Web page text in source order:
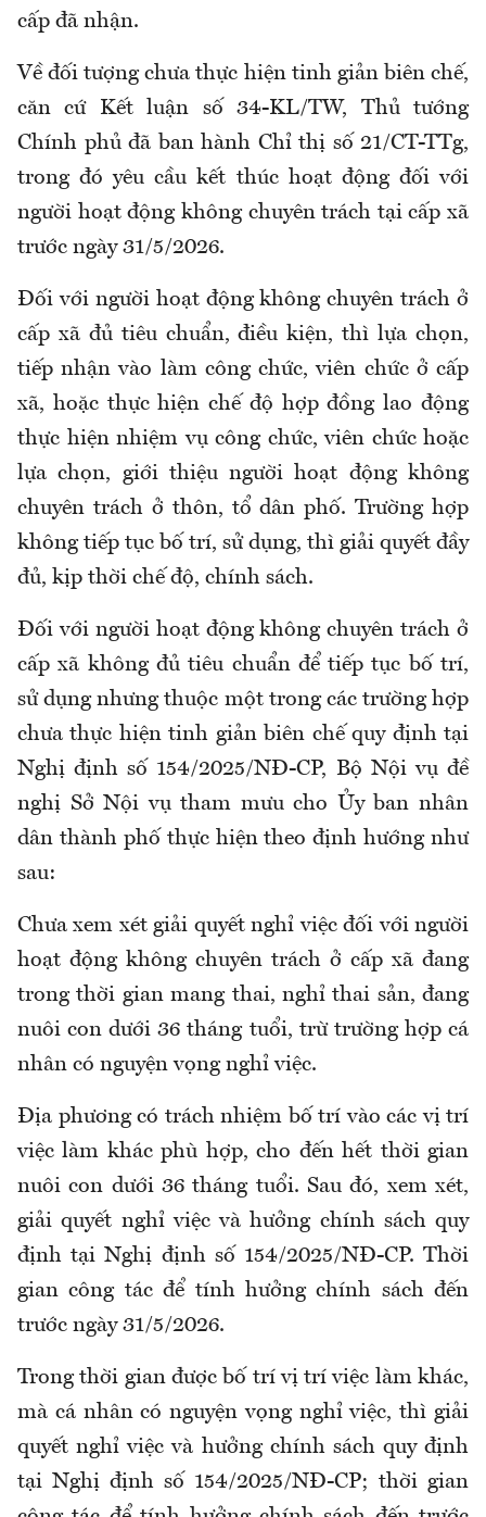
cấp đã nhận.
Về đối tượng chưa thực hiện tinh giản biên chế,
căn cứ Kết luận số 34-KL/TW, Thủ tướng
Chính phủ đã ban hành Chỉ thị số 21/CT-TTg,
trong đó yêu cầu kết thúc hoạt động đối với
người hoạt động không chuyên trách tại cấp xã
trước ngày 31/5/2026.
Đối với người hoạt động không chuyên trách ở
cấp xã đủ tiêu chuẩn, điều kiện,thì lựa chọn,
tiếp nhận vào làm công chức, viên chức ở cấp
xã, hoặc thực hiện chế độ hợp đồng lao động
thực hiện nhiệm vụ công chức, viên chức hoặc
lựa chọn, giới thiệu người hoạt động không
chuyên trách ở thôn, tổ dân phố. Trường hợp
không tiếp tục bố trí, sử dụng, thì giải quyết đầy
đủ, kịp thời chế độ, chính sách.
Đối với người hoạt động không chuyên trách ở
cấp xã không đủ tiêu chuẩn để tiếp tục bố trí,
sử dụng nhưng thuộc một trong các trường hợp
chưa thực hiện tinh giản biên chế quy định tại
Nghị định số 154/2025/NĐ-CP, Bộ Nội vụ đề
nghị Sở Nội vụ tham mưu cho Ủy ban nhân
dân thành phố thực hiện theo định hướng như
sau:
Chưa xem xét giải quyết nghỉ việc đối với người
hoạt động không chuyên trách ở cấp xã đang
trong thời gian mang thai, nghỉ thai sản, đang
nuôi con dưới 36 tháng tuổi, trừ trường hợp cá
nhân có nguyện vọng nghỉ việc.
Địa phương có trách nhiệm bố trí vào các vị trí
việc làm khác phù hợp, cho đến hết thời gian
nuôi con dưới 36 tháng tuổi. Sau đó, xem xét,
giải quyết nghỉ việc và hưởng chính sách quy
định tại Nghị định số 154/2025/NĐ-CP. Thời
gian công tác để tính hưởng chính sách đến
trước ngày 31/5/2026.
Trong thời gian được bố trí vị trí việc làm khác,
mà cá nhân có nguyện vọng nghỉ việc, thì giải
quyết nghỉ việc và hưởng chính sách quy định
tại Nghị định số 154/2025/NĐ-CP; thời gian